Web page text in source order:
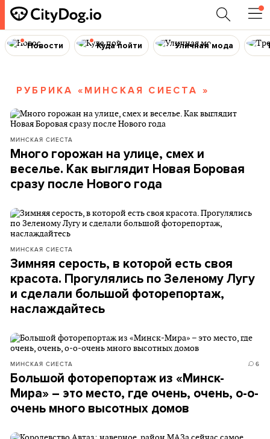
Новости Куда пойти Уличная мода
РУБРИКА «МИНСКАЯ СИЕСТА »
МИНСКАЯ СИЕСТА
Много горожан на улице, смех и
веселье. Как выглядит Новая Боровая
сразу после Нового года
МИНСКАЯ СИЕСТА
Зимняя серость, в которой есть своя
красота. Прогулялись по Зеленому Лугу
и сделали большой фоторепортаж,
наслаждайтесь
МИНСКАЯ СИЕСТА 6
Большой фоторепортаж из «Минск-
Мира» – это место, где очень, очень, о-о-
очень много высотных домов